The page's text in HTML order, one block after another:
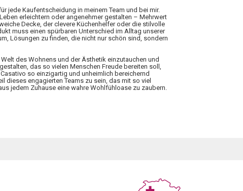
jede Kaufentscheidung in meinem Team und bei mir.
erleichtern oder angenehmer gestalten – Mehrwert
Decke, der clevere Küchenhelfer oder die stilvolle
muss einen spürbaren Unterschied im Alltag unserer
Lösungen zu finden, die nicht nur schön sind, sondern
des Wohnens und der Ästhetik einzutauchen und
das so vielen Menschen Freude bereiten soll,
so einzigartig und unheimlich bereichernd
dieses engagierten Teams zu sein, das mit so viel
jedem Zuhause eine wahre Wohlfühloase zu zaubern.